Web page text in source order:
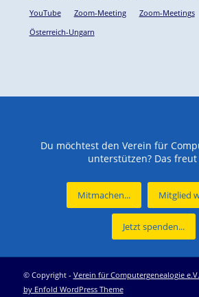
YouTube
Zoom-Meeting Zoom-Meetings
Österreich-Ungarn
Du möchtest den Verein für
unterstützen? Das freut
Mitmachen... Mitglied
Jetzt spenden...
© Copyright - Verein für Computergenealogie
by Enfold WordPress Theme